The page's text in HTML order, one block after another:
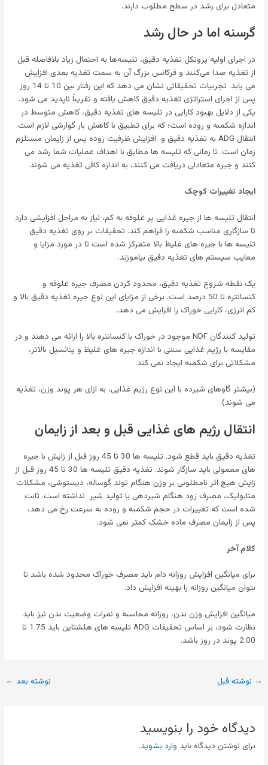
متعادل برای رشد در سطح مطلوب دارند.
گرسنه اما در حال رشد
در اجرای اولیه پروتکل تغذیه دقیق، تلیسه‌ها به احتمال زیاد بلافاصله قبل
از تغذیه صدا می‌کنند و فرکانس بزرگ آن به سمت تغذیه بعدی افزایش
می یابد. تجربیات تحقیقاتی نشان می دهد که این رفتار بین 10 تا 14 روز
پس از اجرای استراتژی تغذیه دقیق کاهش یافته و تقریباً ناپدید می شود.
یکی از دلایل بهبود کارایی در تلیسه های تغذیه دقیق، کاهش متوسط ​​​​در
اندازه شکمبه و روده است؛ که برای تطبیق با کاهش بار گوارشی لازم است.
انتقال ADG به تغذیه دقیق و افزایش ظرفیت روده پس از زایمان مستلزم
زمان است. تا زمانی که تلیسه ها مطابق با اهداف عملیات شما رشد می
کنند و جیره متعادلی دریافت می کنند، به اندازه کافی تغذیه می شوند.
ایجاد تغییرات کوچک
انتقال تلیسه ها از جیره غذایی پر علوفه به کم، نیاز به مراحل افزایشی دارد
تا سازگاری مناسب شکمبه را فراهم کند. تحقیقات بر روی تغذیه دقیق
تلیسه ها با جیره های غلیظ بالا متمرکز شده است تا در مورد مزایا و
معایب سیستم های تغذیه دقیق بیاموزند.
یک نقطه شروع تغذیه دقیق، محدود کردن مصرف جیره علوفه و
کنسانتره تا 50 درصد است. برخی از مزایای این نوع جیره تغذیه دقیق بالا و
کم انرژی، کارایی خوراک را افزایش می دهد.
تولید کنندگان NDF موجود در خوراک با کنسانتره بالا را ارائه می دهند و در
مقایسه با رژیم غذایی سنتی با اندازه جیره های غلیظ و پتانسیل بالاتر،
مشکلاتی برای شکمبه ایجاد نمی کند.
(بیشتر گاوهای شیرده با این نوع رژیم غذایی، به ازای هر پوند وزن، تغذیه
می شوند)
انتقال رژیم های غذایی قبل و بعد از زایمان
تغذیه دقیق باید قطع شود. تلیسه ها 30 تا 45 روز قبل از زایش با جیره
های معمولی باید سازگار شوند. تغذیه دقیق تلیسه ها 30 تا 45 روز قبل از
زایش هیچ اثر نامطلوبی بر وزن هنگام تولد گوساله، دیستوشی، مشکلات
متابولیک، مصرف زود هنگام شیردهی یا تولید شیر نداشته است. ثابت
شده است که تغییرات در حجم شکمبه و روده به سرعت رخ می دهد،
پس از زایمان مصرف ماده خشک کمتر نمی شود.
کلام آخر
برای میانگین افزایش روزانه دام باید مصرف خوراک محدود شده باشد تا
بتوان میانگین روزانه را بهینه افزایش داد.
میانگین افزایش وزن بدن، روزانه محاسبه و نمرات وضعیت بدن نیز باید
نظارت شود، بر اساس تحقیقات ADG تلیسه های هلشتاین باید 1.75 تا
2.00 پوند در روز باشد.
→ نوشته قبل نوشته بعد ←
دیدگاه‌ خود را بنویسید
برای نوشتن دیدگاه باید وارد بشوید.